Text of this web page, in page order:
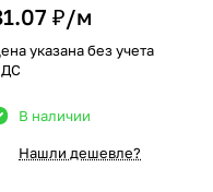
₽/м
указана без учета
В наличии
Нашли дешевле?